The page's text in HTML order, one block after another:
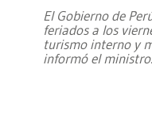
El Gobierno de
feriados a los
turismo interno y
informó el ministro